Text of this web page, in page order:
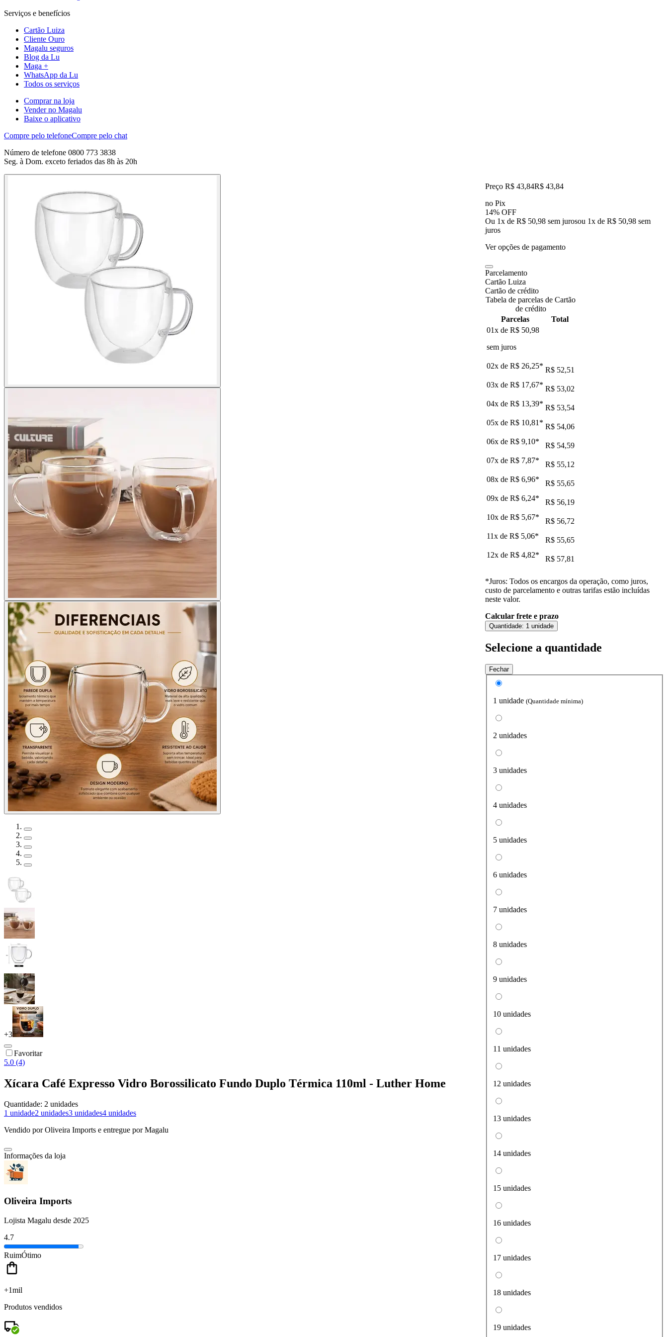
Serviços e benefícios
Cartão Luiza
Cliente Ouro
Magalu seguros
Blog da Lu
Maga +
WhatsApp da Lu
Todos os serviços
Comprar na loja
Vender no Magalu
Baixe o aplicativo
Compre pelo telefoneCompre pelo chat
Número de telefone 0800 773 3838
Seg. à Dom. exceto feriados das 8h às 20h
+3
Favoritar
5.0 (4)
Xícara Café Expresso Vidro Borossilicato Fundo Duplo Térmica 110ml - Luther Home
Quantidade: 2 unidades
1 unidade2 unidades3 unidades4 unidades
Vendido porOliveira Imports e entregue por Magalu
Informações da loja
Oliveira Imports
Lojista Magalu desde 2025
4.7
RuimÓtimo
+1mil
Produtos vendidos
Preço R$ 43,84R$ 43,84
no Pix
14% OFF
Ou 1x de R$ 50,98 sem jurosou 1x de R$ 50,98 sem
juros
Ver opções de pagamento
Parcelamento
Cartão Luiza
Cartão de crédito
Tabela de parcelas de Cartão
de crédito
Parcelas
Total
01x de R$ 50,98
sem juros
02x de R$ 26,25* R$ 52,51
03x de R$ 17,67* R$ 53,02
04x de R$ 13,39* R$ 53,54
05x de R$ 10,81 * R$ 54,06
06x de R$ 9,10*
R$ 54,59
07x de R$ 7,87*
R$ 55,12
08x de R$ 6,96*
R$ 55,65
09x de R$ 6,24*
R$ 56,19
10x de R$ 5,67*
R$ 56,72
11x de R$ 5,06*
R$ 55,65
12x de R$ 4,82* R$ 57,81
*Juros: Todos os encargos da operação, como juros,
custo de parcelamento e outras tarifas estão incluídas
neste valor.
Calcular frete e prazo
Quantidade: 1 unidade
Selecione a quantidade
Fechar
1 unidade (Quantidade mínima)
2 unidades
3 unidades
4 unidades
5 unidades
6 unidades
7 unidades
8 unidades
9 unidades
10 unidades
11 unidades
12 unidades
13 unidades
14 unidades
15 unidades
16 unidades
17 unidades
18 unidades
19 unidades